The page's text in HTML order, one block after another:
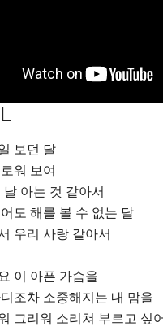
보던 달
워 보여
아는 것 같아서
도 해를 볼 수 없는 달
우리 사랑 같아서
이 아픈 가슴을
조차 소중해지는 내 맘을
그리워 소리쳐 부르고 싶